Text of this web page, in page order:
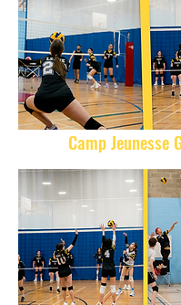
Camp Jeunesse